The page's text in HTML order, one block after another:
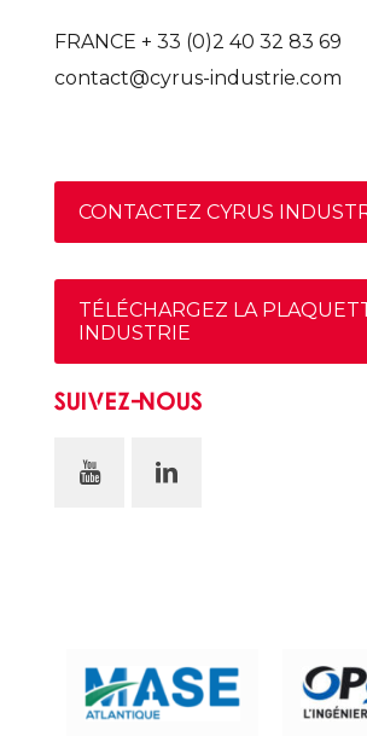
FRANCE + 33 (0)2 40 32 83 69
contact@cyrus-industrie.com
CONTACTEZ CYRUS
TÉLÉCHARGEZ LA
INDUSTRIE
SUIVEZ-NOUS